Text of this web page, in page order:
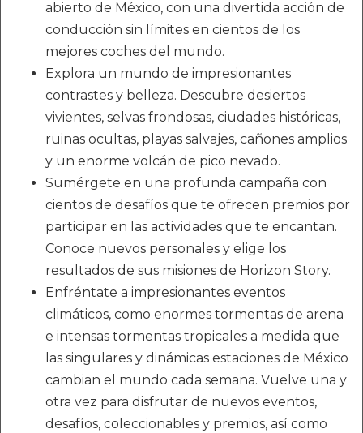
abierto de México, con una divertida acción de
conducción sin límites en cientos de los
mejores coches del mundo.
Explora un mundo de impresionantes
contrastes y belleza. Descubre desiertos
vivientes, selvas frondosas, ciudades históricas,
ruinas ocultas, playas salvajes, cañones amplios
y un enorme volcán de pico nevado.
Sumérgete en una profunda campaña con
cientos de desafíos que te ofrecen premios por
participar en las actividades que te encantan.
Conoce nuevos personales y elige los
resultados de sus misiones de Horizon Story.
Enfréntate a impresionantes eventos
climáticos, como enormes tormentas de arena
e intensas tormentas tropicales a medida que
las singulares y dinámicas estaciones de México
cambian el mundo cada semana. Vuelve una y
otra vez para disfrutar de nuevos eventos,
desafíos, coleccionables y premios, así como